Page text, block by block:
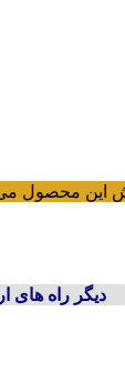
محصول می
دیگر راه های